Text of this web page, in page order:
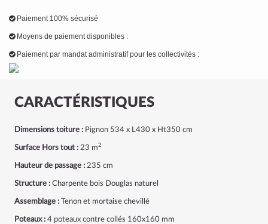
CARACTÉRISTIQUES
Dimensions toiture : Pignon 534 x L430 x Ht350 cm
Surface Hors tout : 23 m2
Hauteur de passage : 235 cm
Structure : Charpente bois Douglas naturel
Assemblage : Tenon et mortaise chevillé
Poteaux : 4 poteaux contre collés 160x160 mm
Paiement 100% sécurisé
Moyens de paiement disponibles :
Paiement par mandat administratif pour les collectivités :